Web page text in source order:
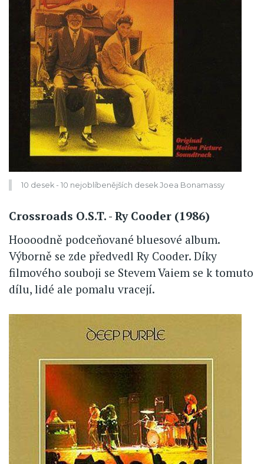
10 desek - 10 nejoblíbenějších desek Joea Bonamassy
Crossroads O.S.T. - Ry Cooder (1986)
Hoooodně podceňované bluesové album.
Výborně se zde předvedl Ry Cooder. Díky
filmového souboji se Stevem Vaiem se k tomuto
dílu, lidé ale pomalu vracejí.